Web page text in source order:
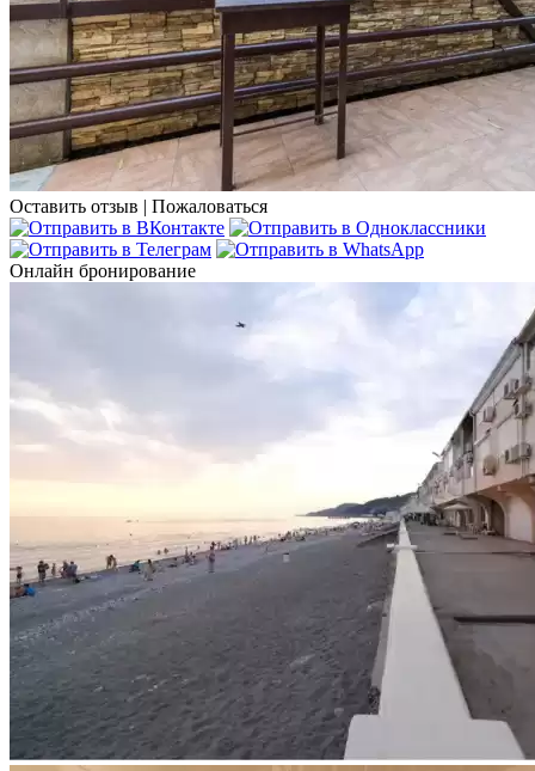
Оставить отзыв | Пожаловаться
Онлайн бронирование